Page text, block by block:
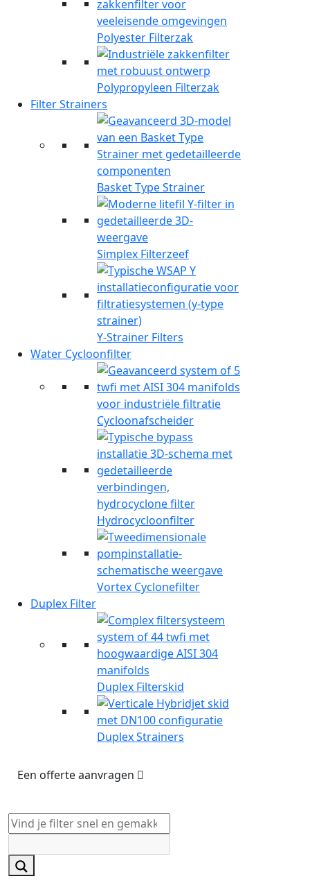
Polyester Filterzak
Polypropyleen Filterzak
Filter Strainers
Basket Type Strainer
Simplex Filterzeef
Y-Strainer Filters
Water Cycloonfilter
Cycloonafscheider
Hydrocycloonfilter
Vortex Cyclonefilter
Duplex Filter
Duplex Filterskid
Duplex Strainers
Een offerte aanvragen